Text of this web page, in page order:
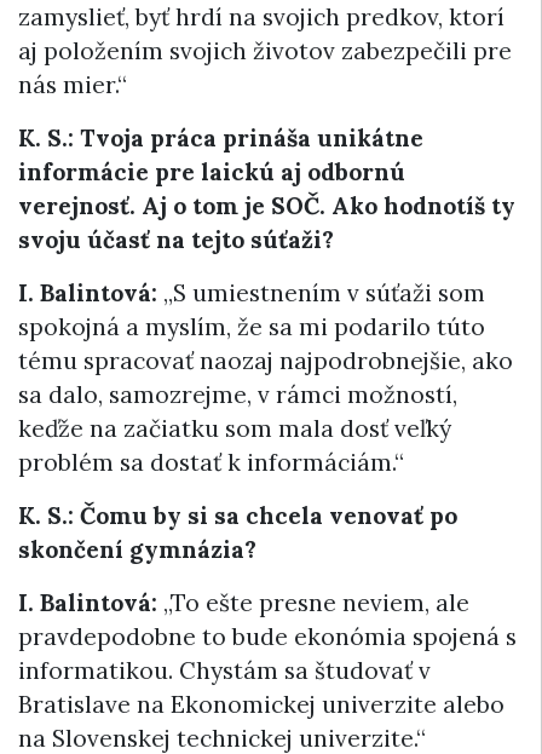
zamyslieť, byť hrdí na svojich predkov, ktorí
aj položením svojich životov zabezpečili pre
nás mier.“
K. S.: Tvoja práca prináša unikátne
informácie pre laickú aj odbornú
verejnosť. Aj o tom je SOČ. Ako hodnotíš ty
svoju účasť na tejto súťaži?
I. Balintová: „S umiestnením v súťaži som
spokojná a myslím, že sa mi podarilo túto
tému spracovať naozaj najpodrobnejšie, ako
sa dalo, samozrejme, v rámci možností,
keďže na začiatku som mala dosť veľký
problém sa dostať k informáciám.“
K. S.: Čomu by si sa chcela venovať po
skončení gymnázia?
I. Balintová: „To ešte presne neviem, ale
pravdepodobne to bude ekonómia spojená s
informatikou. Chystám sa študovať v
Bratislave na Ekonomickej univerzite alebo
na Slovenskej technickej univerzite.“